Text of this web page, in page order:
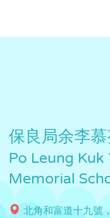
保良局余李
Po Leung Kuk
Memorial
北角和富道十九號